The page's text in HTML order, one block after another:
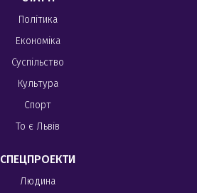
Політика
Економіка
Суспільство
Культура
Спорт
То є Львів
СПЕЦПРОЕКТИ
Людина